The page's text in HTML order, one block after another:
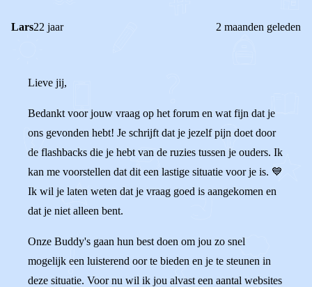
Lars22 jaar 2 maanden geleden
Lieve jij,
Bedankt voor jouw vraag op het forum en wat fijn dat je
ons gevonden hebt! Je schrijft dat je jezelf pijn doet door
de flashbacks die je hebt van de ruzies tussen je ouders. Ik
kan me voorstellen dat dit een lastige situatie voor je is. 💙
Ik wil je laten weten dat je vraag goed is aangekomen en
dat je niet alleen bent.
Onze Buddy's gaan hun best doen om jou zo snel
mogelijk een luisterend oor te bieden en je te steunen in
deze situatie. Voor nu wil ik jou alvast een aantal websites